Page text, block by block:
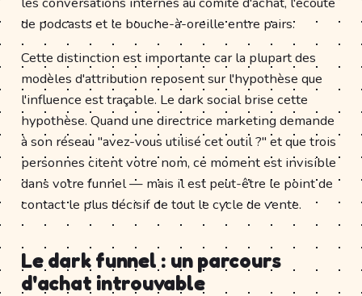
de podcasts et le bouche-à-oreille entre pairs.
Cette distinction est importante car la plupart des
modèles d'attribution reposent sur l'hypothèse que
l'influence est traçable. Le dark social brise cette
hypothèse. Quand une directrice marketing demande
à son réseau "avez-vous utilisé cet outil ?" et que trois
personnes citent votre nom, ce moment est invisible
dans votre funnel — mais il est peut-être le point de
contact le plus décisif de tout le cycle de vente.
Le dark funnel : un parcours
d'achat introuvable